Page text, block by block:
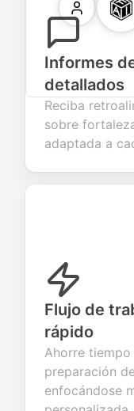
Informes
detallados
Reciba
sobre
adaptada a
Flujo de
rápido
Ahorre
preparación
enfocándose